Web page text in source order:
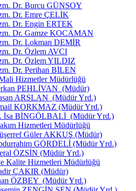
Dr. Burcu GÜNSOY
Dr. Emre ÇELİK
Dr. Engin ERTEK
Dr. Gamze KOCAMAN
Dr. Lokman DEMİR
Dr. Özlem AVCI
Dr. Özlem YILDIZ
Dr. Perihan BİLEN
Hizmetler Müdürlüğü
PEHLİVAN (Müdür)
ARSLAN (Müdür Yrd.)
KORKMAZ (Müdür Yrd.)
İsa BİNGÖLBALİ (Müdür Yrd.)
Hizmetleri Müdürlüğü
Güler AKKUŞ (Müdür)
GÖRDELİ (Müdür Yrd.)
ÖZSİN (Müdür Yrd.)
Kalite Hizmetleri Müdürlüğü
ÇAKIR (Müdür)
ÖZBEY (Müdür Yrd.)